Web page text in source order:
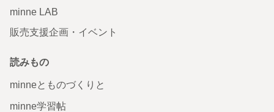
minne LAB
販売支援企画・イベント
読みもの
minneとものづくりと
minne学習帖